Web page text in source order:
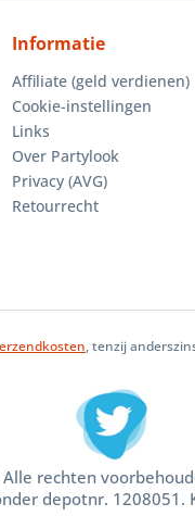
Informatie
Affiliate (geld verdienen)
Cookie-instellingen
Links
Over Partylook
Privacy (AVG)
Retourrecht
, tenzij
rechten
depotnr. 1208051.